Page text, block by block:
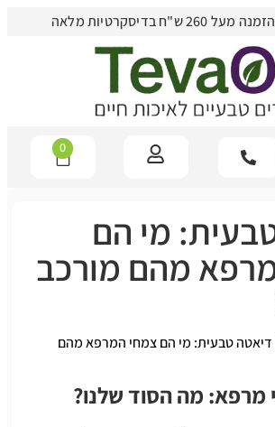
בדיסקרטיות מלאה
0
מי הם
מהם מורכב
דיאטה טבעית: מי הם צמחי המרפא מהם
מרפא: מה הסוד שלנו?